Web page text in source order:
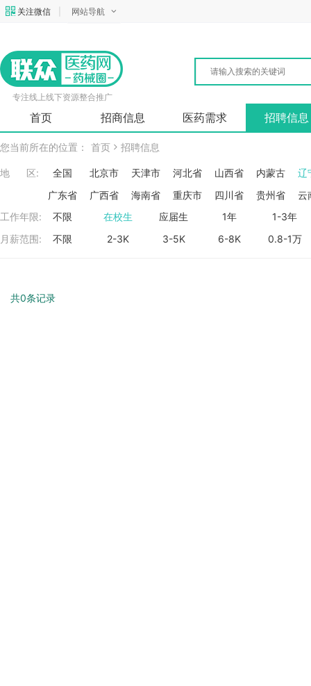
关注微信 网站导航
专注线上线下资源整合推广
首页 招商信息 医药需求 招聘信息
您当前所在的位置： 首页 招聘信息
地 区: 全国 北京市 天津市 河北省 山西省 内蒙古
辽
广东省
广西省 海南省 重庆市 四川省 贵州省
云
工作年限:
不限 在校生 应届生 1年
1-3年
月薪范围:
不限 2-3K 3-5K 6-8K 0.8-1万
共0条记录